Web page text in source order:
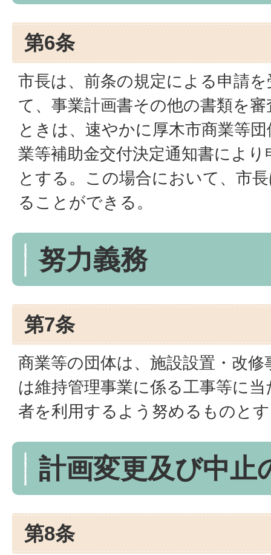
第6条
市長は、前条の規定による申請
て、事業計画書その他の書類を
ときは、速やかに厚木市商業等
業等補助金交付決定通知書によ
とする。この場合において、市
ることができる。
努力義務
第7条
商業等の団体は、施設設置・改
は維持管理事業に係る工事等に
者を利用するよう努めるものと
計画変更及び中止
第8条